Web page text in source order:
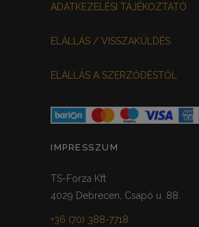
ADATKEZELÉSI TÁJÉKOZTATÓ
ELÁLLÁS / VISSZAKÜLDÉS
ELÁLLÁS A SZERZŐDÉSTŐL
IMPRESSZUM
TS-Forza Kft
4029 Debrecen, Csapó u. 88.
+36 (70) 388-7718